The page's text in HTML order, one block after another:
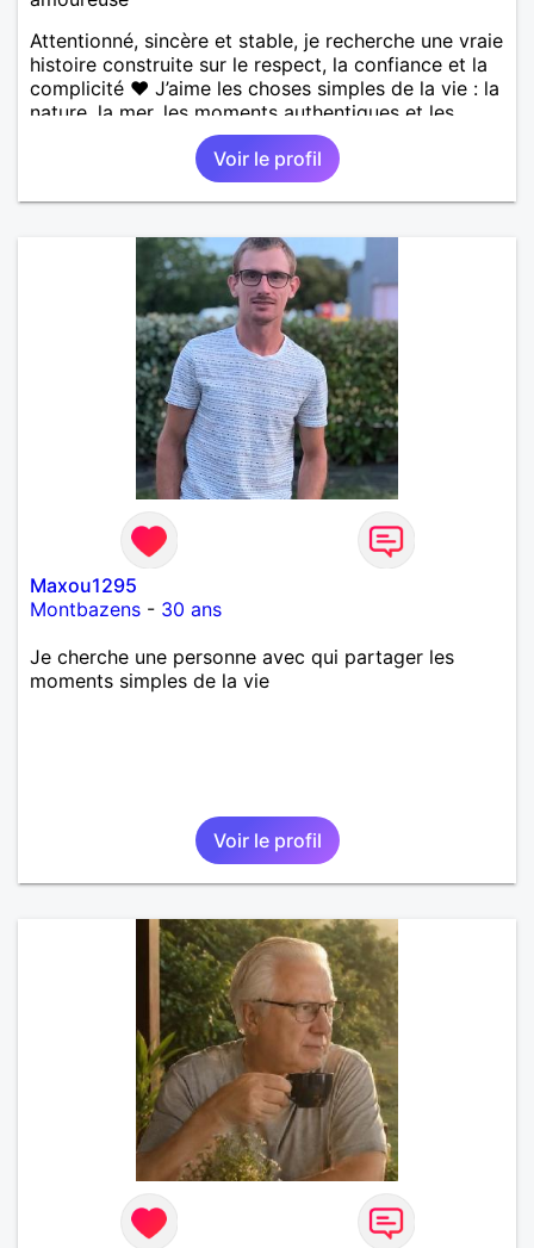
Attentionné, sincère et stable, je recherche une vraie
histoire construite sur le respect, la confiance et la
complicité ❤️ J’aime les choses simples de la vie : la
nature, la mer, les moments authentiques et les
personnes au grand cœur 🌊🌿 Très câlin et
affectueux, j’adore les petits moments de tendresse
et les calinous réguliers 😊❤️ La solitude finit parfois
par peser, alors si tu es en Nouvelle-Calédonie et
temps de discuter… et laissons l’avenir nous guider
Voir le profil
Maxou1295
Montbazens - 30 ans
Je cherche une personne avec qui partager les
moments simples de la vie
Voir le profil